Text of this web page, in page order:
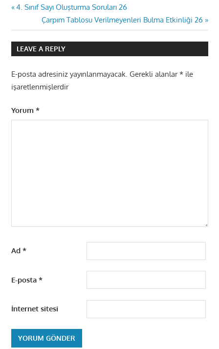
Yazı
gezinmesi
Previous
4. Sınıf Sayı Oluşturma Soruları 26
Next
Post:
Çarpım Tablosu Verilmeyenleri Bulma Etkinliği 26
LEAVE A REPLY
E-posta adresiniz yayınlanmayacak. Gerekli alanlar*ile
işaretlenmişlerdir
Yorum *
Ad *
E-posta *
İnternet sitesi